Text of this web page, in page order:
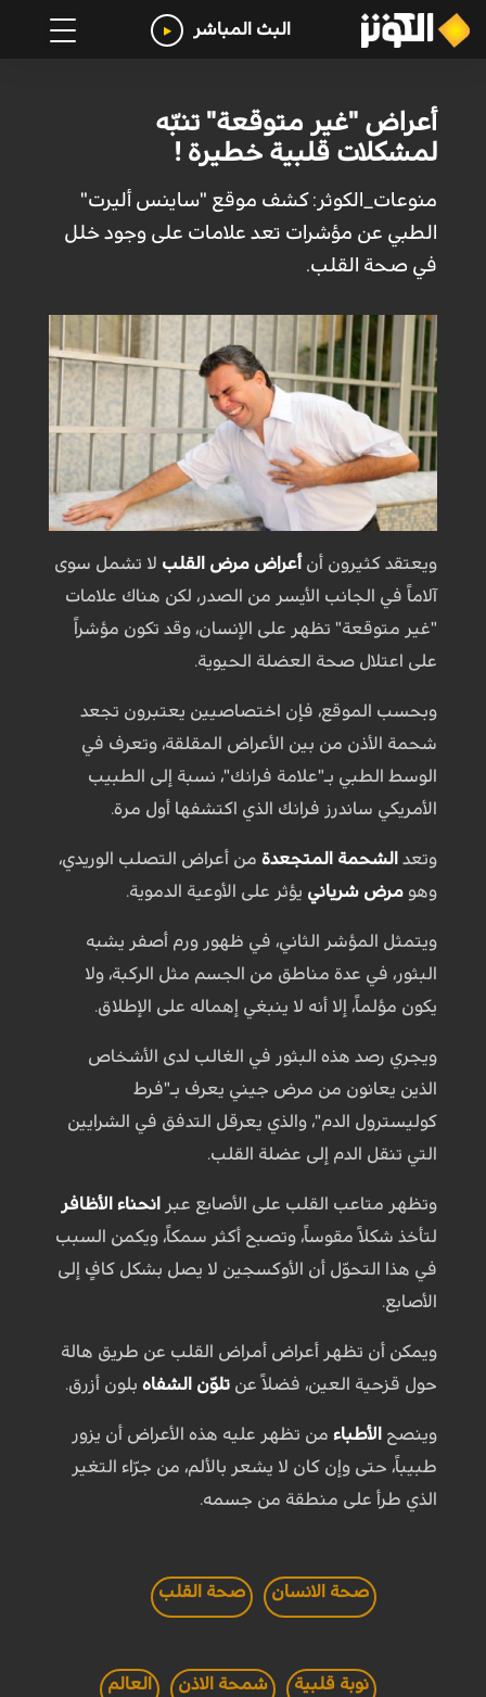
البث المباشر
أعراض "غير متوقعة" تنبّه
لمشكلات قلبية خطيرة !
منوعات_الكوثر: كشف موقع "ساينس أليرت"
الطبي عن مؤشرات تعد علامات على وجود خلل
في صحة القلب.
ويعتقد كثيرون أن أعراض مرض القلب لا تشمل سوى
آلاماً في الجانب الأيسر من الصدر، لكن هناك علامات
"غير متوقعة" تظهر على الإنسان، وقد تكون مؤشراً
على اعتلال صحة العضلة الحيوية.
وبحسب الموقع، فإن اختصاصيين يعتبرون تجعد
شحمة الأذن من بين الأعراض المقلقة، وتعرف في
الوسط الطبي بـ"علامة فرانك"، نسبة إلى الطبيب
الأمريكي ساندرز فرانك الذي اكتشفها أول مرة.
وتعد الشحمة المتجعدةمن أعراض التصلب الوريدي،
وهو مرض شرياني يؤثر على الأوعية الدموية.
ويتمثل المؤشر الثاني، في ظهور ورم أصفر يشبه
البثور، في عدة مناطق من الجسم مثل الركبة، ولا
يكون مؤلماً، إلا أنه لا ينبغي إهماله على الإطلاق.
ويجري رصد هذه البثور في الغالب لدى الأشخاص
الذين يعانون من مرض جيني يعرف بـ"فرط
كوليسترول الدم"، والذي يعرقل التدفق في الشرايين
التي تنقل الدم إلى عضلة القلب.
وتظهر متاعب القلب على الأصابع عبر
انحناء الأظافر
لتأخذ شكلاً مقوساً، وتصبح أكثر سمكاً، ويكمن السبب
في هذا التحوّل أن الأوكسجين لا يصل بشكل كافٍ إلى
الأصابع.
ويمكن أن تظهر أعراض أمراض القلب عن طريق هالة
حول قزحية العين، فضلاً عن تلوّن الشفاهبلون أزرق.
وينصح الأطباءمن تظهر عليه هذه الأعراض أن يزور
طبيباً، حتى وإن كان لا يشعر بالألم، من جرّاء التغير
الذي طرأ على منطقة من جسمه.
صحة الانسان صحة القلب
نوبة قلبية شمحة الاذن العالم